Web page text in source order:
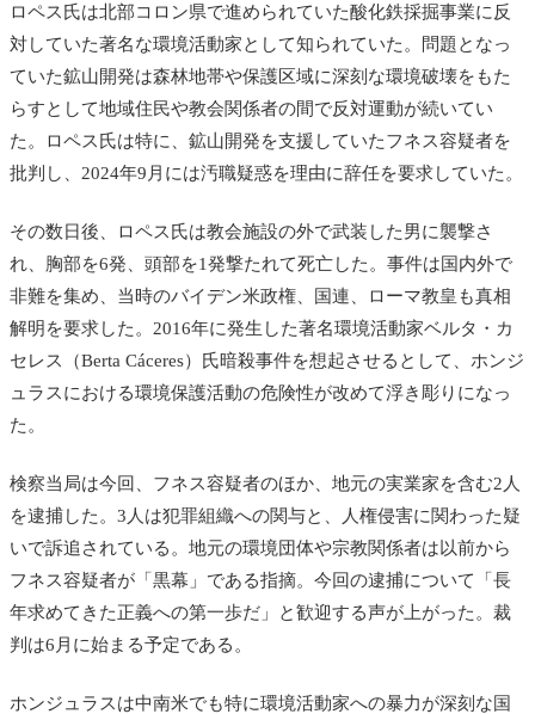
ロペス氏は北部コロン県で進められていた酸化鉄採掘事業に反
対していた著名な環境活動家として知られていた。問題となっ
ていた鉱山開発は森林地帯や保護区域に深刻な環境破壊をもた
らすとして地域住民や教会関係者の間で反対運動が続いてい
た。ロペス氏は特に、鉱山開発を支援していたフネス容疑者を
批判し、2024年9月には汚職疑惑を理由に辞任を要求していた。
その数日後、ロペス氏は教会施設の外で武装した男に襲撃さ
れ、胸部を6発、頭部を1発撃たれて死亡した。事件は国内外で
非難を集め、当時のバイデン米政権、国連、ローマ教皇も真相
解明を要求した。2016年に発生した著名環境活動家ベルタ・カ
セレス（Berta Cáceres）氏暗殺事件を想起させるとして、ホンジ
ュラスにおける環境保護活動の危険性が改めて浮き彫りになっ
た。
検察当局は今回、フネス容疑者のほか、地元の実業家を含む2人
を逮捕した。3人は犯罪組織への関与と、人権侵害に関わった疑
いで訴追されている。地元の環境団体や宗教関係者は以前から
フネス容疑者が「黒幕」である指摘。今回の逮捕について「長
年求めてきた正義への第一歩だ」と歓迎する声が上がった。裁
判は6月に始まる予定である。
ホンジュラスは中南米でも特に環境活動家への暴力が深刻な国